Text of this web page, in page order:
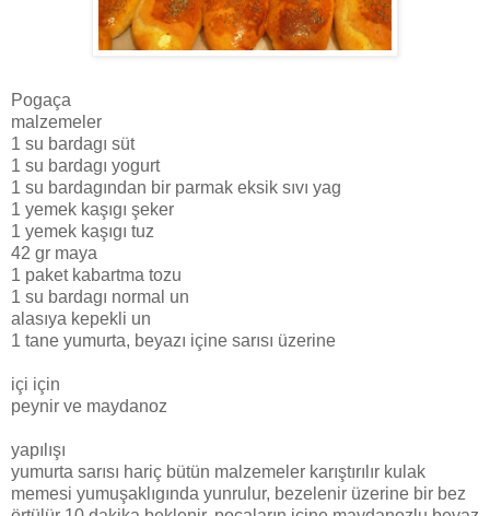
Pogaça
malzemeler
1 su bardagı süt
1 su bardagı yogurt
1 su bardagından bir parmak eksik sıvı yag
1 yemek kaşıgı şeker
1 yemek kaşıgı tuz
42 gr maya
1 paket kabartma tozu
1 su bardagı normal un
alasıya kepekli un
1 tane yumurta, beyazı içine sarısı üzerine
içi için
peynir ve maydanoz
yapılışı
yumurta sarısı hariç bütün malzemeler karıştırılır kulak
memesi yumuşaklıgında yunrulur, bezelenir üzerine bir bez